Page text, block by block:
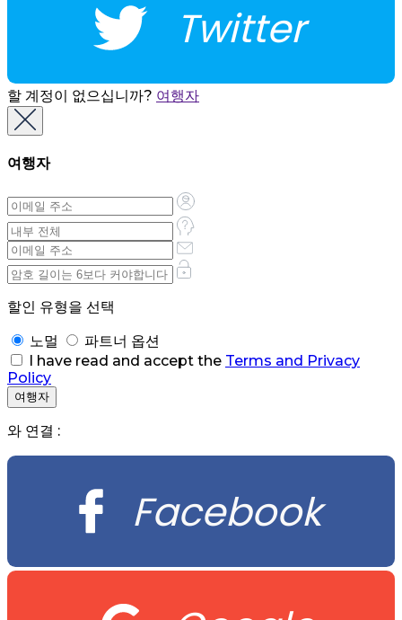
Twitter
할 계정이 없으십니까? 여행자
여행자
할인 유형을 선택
노멀
파트너 옵션
I have read and accept the Terms and Privacy
Policy
와 연결 :
Facebook